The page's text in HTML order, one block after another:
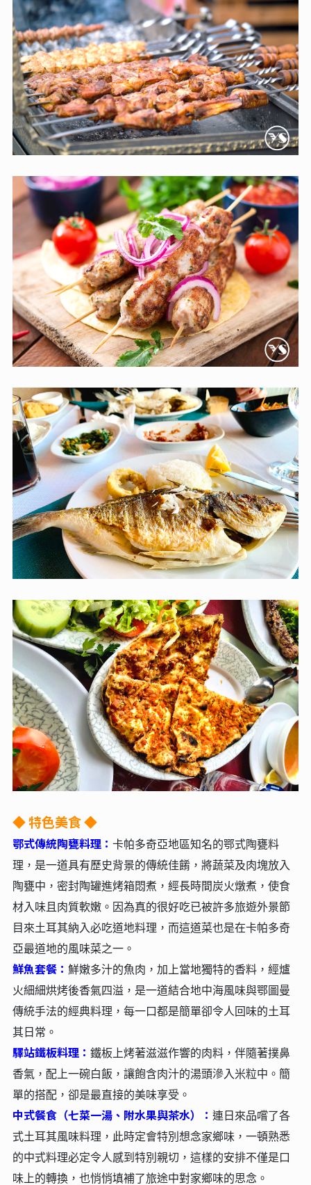
◆ 特色美食 ◆
鄂式傳統陶甕料理： 卡帕多奇亞地區知名的鄂式陶甕料
理，是一道具有歷史背景的傳統佳餚，將蔬菜及肉塊放入
陶甕中，密封陶罐進烤箱悶煮，經長時間炭火燉煮，使食
材入味且肉質軟嫩。因為真的很好吃已被許多旅遊外景節
目來土耳其納入必吃道地料理，而這道菜也是在卡帕多奇
亞最道地的風味菜之一。
鮮魚套餐： 鮮嫩多汁的魚肉，加上當地獨特的香料，經爐
火細細烘烤後香氣四溢，是一道結合地中海風味與鄂圖曼
傳統手法的經典料理，每一口都是簡單卻令人回味的土耳
其日常。
驛站鐵板料理： 鐵板上烤著滋滋作響的肉料，伴隨著撲鼻
香氣，配上一碗白飯，讓飽含肉汁的湯頭滲入米粒中。簡
單的搭配，卻是最直接的美味享受。
中式餐食（七菜一湯、附水果與茶水）： 連日來品嚐了各
式土耳其風味料理，此時定會特別想念家鄉味，一頓熟悉
的中式料理必定令人感到特別親切，這樣的安排不僅是口
味上的轉換，也悄悄填補了旅途中對家鄉味的思念。